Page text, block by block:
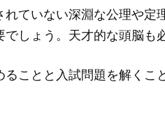
れていない深淵な公理や定
しょう。天才的な頭脳も
ることと入試問題を解くこ